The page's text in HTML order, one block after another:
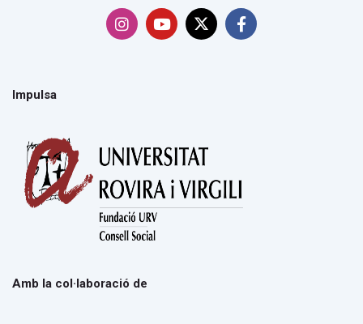
Impulsa
Amb la col·laboració de